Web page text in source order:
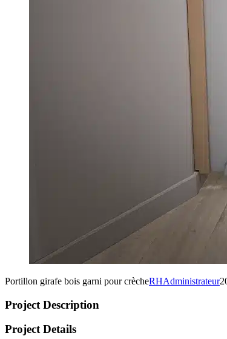
Portillon girafe bois garni pour crècheRHAdministrateur
Project Description
Project Details